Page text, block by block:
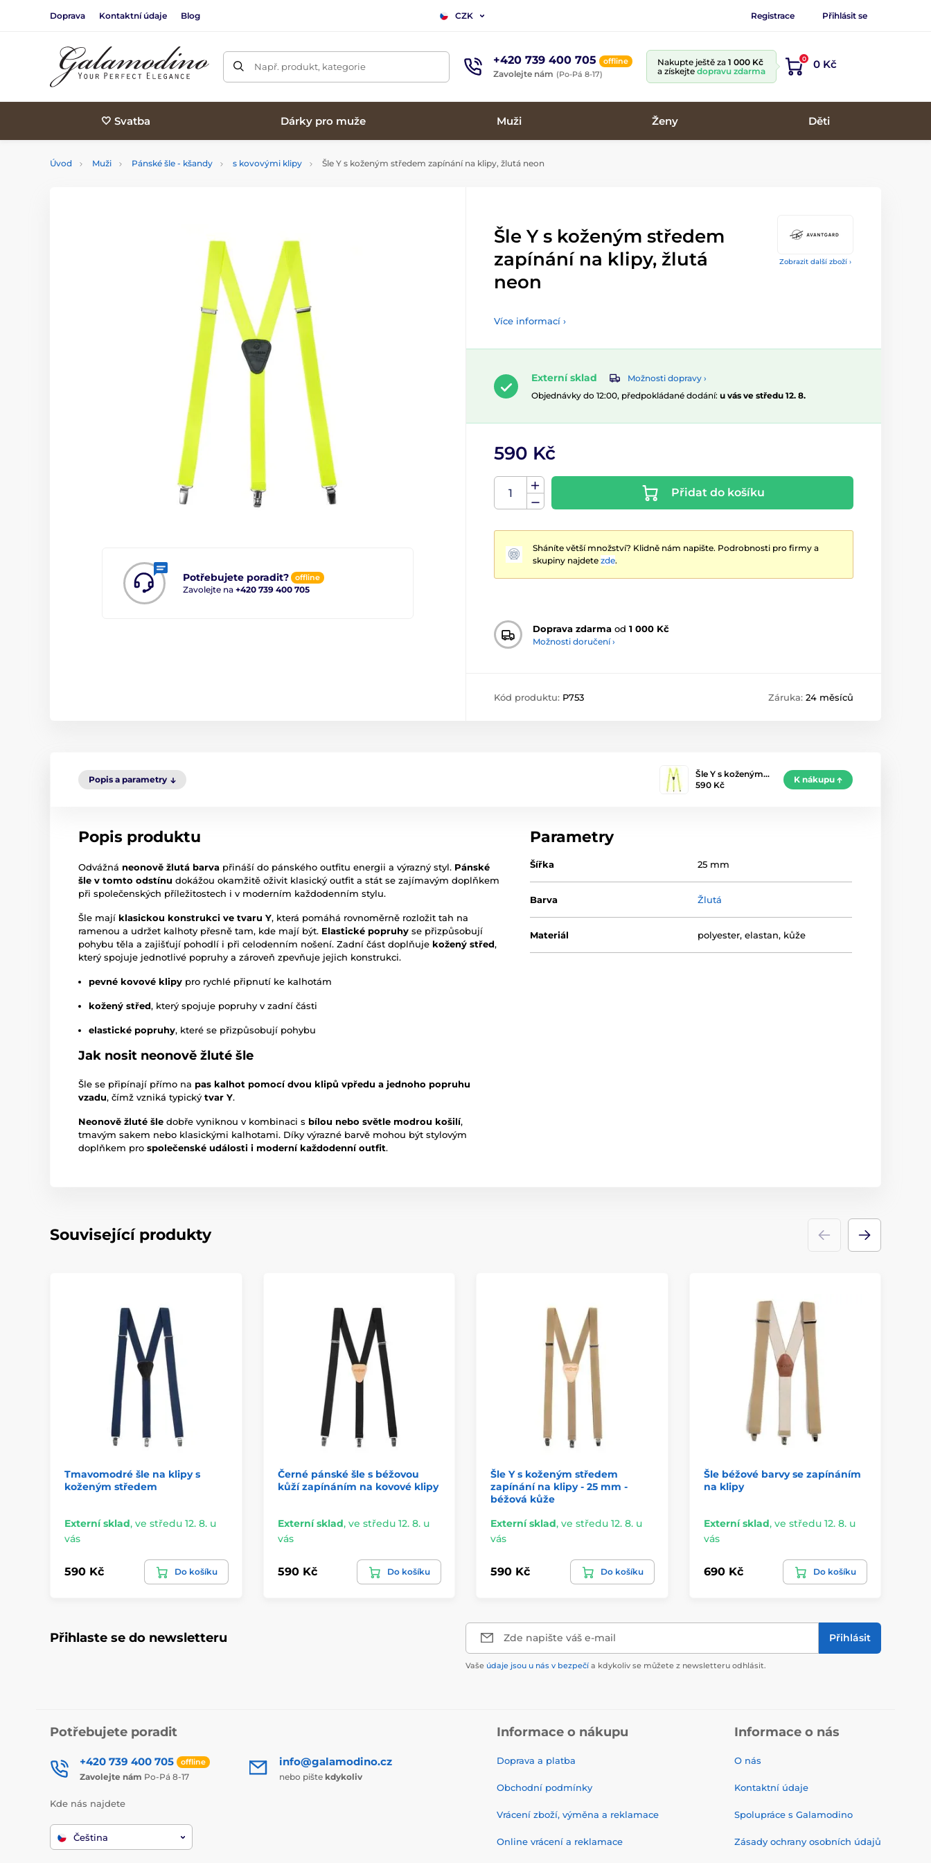
Doprava Kontaktní údaje Blog CZK Registrace Přihlásit se
Např. produkt, kategorie +420 739 400 705 offline
Zavolejte nám (Po-Pá 8-17)
Nakupte ještě za 1 000 Kč
a získejte dopravu zdarma
0 0 Kč
🤍 Svatba Dárky pro muže Muži Ženy Děti
Úvod Muži Pánské šle - kšandy s kovovými klipy Šle Y s koženým středem zapínání na klipy, žlutá neon
Zobrazit další zboží ›
Potřebujete poradit? offline
Zavolejte na +420 739 400 705
Šle Y s koženým středem
zapínání na klipy, žlutá
neon
Více informací ›
Externí sklad
Možnosti dopravy ›
Objednávky do 12:00, předpokládané dodání: u vás ve středu 12. 8.
590 Kč
Přidat do košíku
Sháníte větší množství? Klidně nám napište. Podrobnosti pro firmy a
skupiny najdete zde.
Doprava zdarma od 1 000 Kč
Možnosti doručení ›
Kód produktu: P753 Záruka: 24 měsíců
Popis a parametry
Šle Y s koženým…
590 Kč
K nákupu
Popis produktu
Odvážná neonově žlutá barva přináší do pánského outfitu energii a výrazný styl. Pánské
šle v tomto odstínu dokážou okamžitě oživit klasický outfit a stát se zajímavým doplňkem
při společenských příležitostech i v moderním každodenním stylu.
Šle mají klasickou konstrukci ve tvaru Y, která pomáhá rovnoměrně rozložit tah na
ramenou a udržet kalhoty přesně tam, kde mají být. Elastické popruhy se přizpůsobují
pohybu těla a zajišťují pohodlí i při celodenním nošení. Zadní část doplňuje kožený střed,
který spojuje jednotlivé popruhy a zároveň zpevňuje jejich konstrukci.
pevné kovové klipy pro rychlé připnutí ke kalhotám
kožený střed, který spojuje popruhy v zadní části
elastické popruhy, které se přizpůsobují pohybu
Jak nosit neonově žluté šle
Šle se připínají přímo na pas kalhot pomocí dvou klipů vpředu a jednoho popruhu
vzadu, čímž vzniká typický tvar Y.
Neonově žluté šle dobře vyniknou v kombinaci s bílou nebo světle modrou košilí,
tmavým sakem nebo klasickými kalhotami. Díky výrazné barvě mohou být stylovým
doplňkem pro společenské události i moderní každodenní outfit.
Parametry
Šířka 25 mm
Barva Žlutá
Materiál polyester, elastan, kůže
Související produkty
Tmavomodré šle na klipy s
koženým středem
Externí sklad, ve středu 12. 8. u
vás
590 Kč Do košíku
Černé pánské šle s béžovou
kůží zapínáním na kovové klipy
Externí sklad, ve středu 12. 8. u
vás
590 Kč Do košíku
Šle Y s koženým středem
zapínání na klipy - 25 mm -
béžová kůže
Externí sklad, ve středu 12. 8. u
vás
590 Kč Do košíku
Šle béžové barvy se zapínáním
na klipy
Externí sklad, ve středu 12. 8. u
vás
690 Kč Do košíku
Přihlaste se do newsletteru Zde napište váš e-mail Přihlásit
Vaše údaje jsou u nás v bezpečí a kdykoliv se můžete z newsletteru odhlásit.
Potřebujete poradit
+420 739 400 705 offline
Zavolejte nám Po-Pá 8-17
info@galamodino.cz
nebo pište kdykoliv
Kde nás najdete
Čeština
Informace o nákupu
Doprava a platba
Obchodní podmínky
Vrácení zboží, výměna a reklamace
Online vrácení a reklamace
Informace o nás
O nás
Kontaktní údaje
Spolupráce s Galamodino
Zásady ochrany osobních údajů